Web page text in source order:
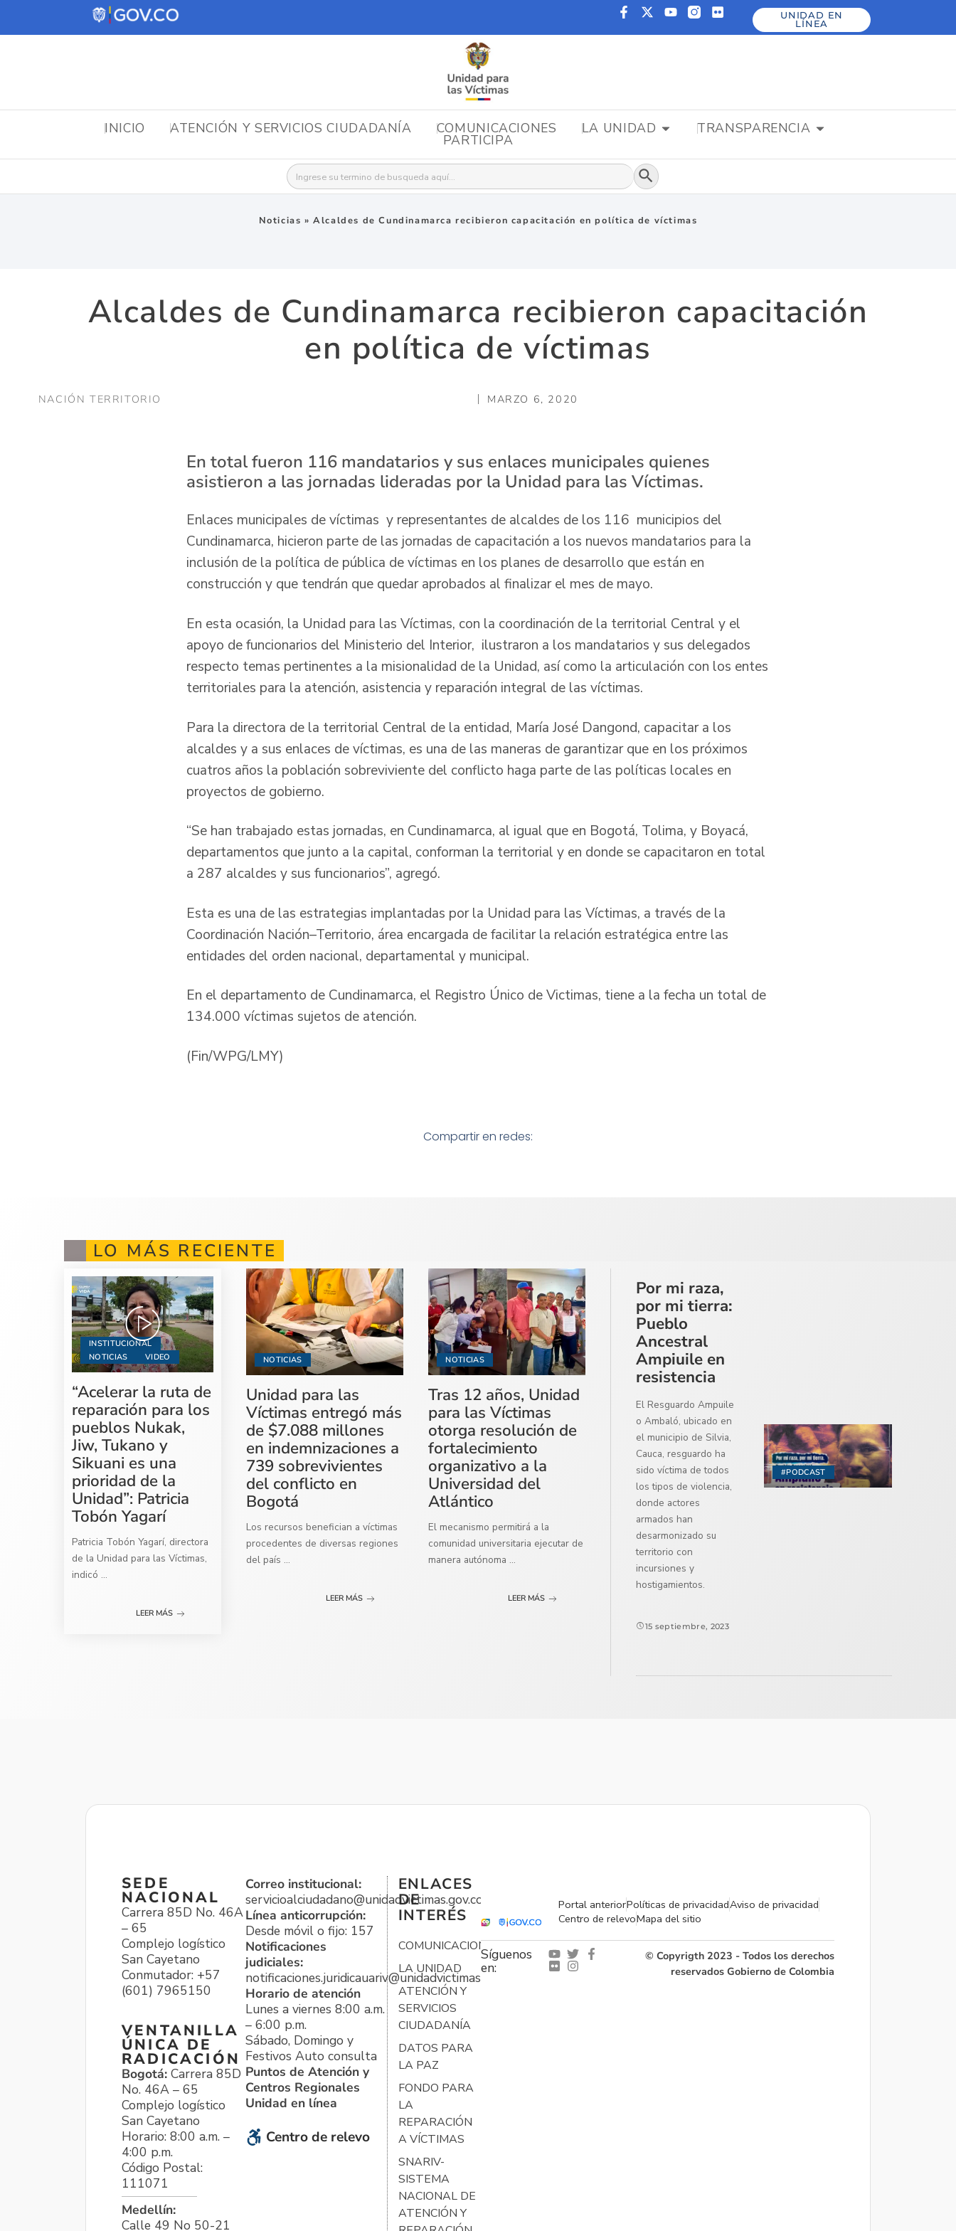
UNIDAD EN
LÍNEA
INICIO ATENCIÓN Y SERVICIOS CIUDADANÍA COMUNICACIONES LA UNIDAD TRANSPARENCIA
PARTICIPA
Buscar: Botón de búsqueda
Noticias »Alcaldes de Cundinamarca recibieron capacitación en política de víctimas
Alcaldes de Cundinamarca recibieron capacitación
en política de víctimas
NACIÓN TERRITORIO MARZO 6, 2020
En total fueron 116 mandatarios y sus enlaces municipales quienes
asistieron a las jornadas lideradas por la Unidad para las Víctimas.
Enlaces municipales de víctimas y representantes de alcaldes de los 116 municipios del
Cundinamarca, hicieron parte de las jornadas de capacitación a los nuevos mandatarios para la
inclusión de la política de pública de víctimas en los planes de desarrollo que están en
construcción y que tendrán que quedar aprobados al finalizar el mes de mayo.
En esta ocasión, la Unidad para las Víctimas, con la coordinación de la territorial Central y el
apoyo de funcionarios del Ministerio del Interior, ilustraron a los mandatarios y sus delegados
respecto temas pertinentes a la misionalidad de la Unidad, así como la articulación con los entes
territoriales para la atención, asistencia y reparación integral de las víctimas.
Para la directora de la territorial Central de la entidad, María José Dangond, capacitar a los
alcaldes y a sus enlaces de víctimas, es una de las maneras de garantizar que en los próximos
cuatros años la población sobreviviente del conflicto haga parte de las políticas locales en
proyectos de gobierno.
“Se han trabajado estas jornadas, en Cundinamarca, al igual que en Bogotá, Tolima, y Boyacá,
departamentos que junto a la capital, conforman la territorial y en donde se capacitaron en total
a 287 alcaldes y sus funcionarios”, agregó.
Esta es una de las estrategias implantadas por la Unidad para las Víctimas, a través de la
Coordinación Nación–Territorio, área encargada de facilitar la relación estratégica entre las
entidades del orden nacional, departamental y municipal.
En el departamento de Cundinamarca, el Registro Único de Victimas, tiene a la fecha un total de
134.000 víctimas sujetos de atención.
(Fin/WPG/LMY)
Compartir en redes:
LO MÁS RECIENTE
INSTITUCIONAL
NOTICIAS
VIDEO
“Acelerar la ruta de
reparación para los
pueblos Nukak,
Jiw, Tukano y
Sikuani es una
prioridad de la
Unidad”: Patricia
Tobón Yagarí
Patricia Tobón Yagarí, directora
de la Unidad para las Víctimas,
indicó ...
LEER MÁS
NOTICIAS
Unidad para las
Víctimas entregó más
de $7.088 millones
en indemnizaciones a
739 sobrevivientes
del conflicto en
Bogotá
Los recursos benefician a víctimas
procedentes de diversas regiones
del país ...
LEER MÁS
NOTICIAS
Tras 12 años, Unidad
para las Víctimas
otorga resolución de
fortalecimiento
organizativo a la
Universidad del
Atlántico
El mecanismo permitirá a la
comunidad universitaria ejecutar de
manera autónoma ...
LEER MÁS
#PODCAST
Por mi raza,
por mi tierra:
Pueblo
Ancestral
Ampiuile en
resistencia
El Resguardo Ampuile
o Ambaló, ubicado en
el municipio de Silvia,
Cauca, resguardo ha
sido víctima de todos
los tipos de violencia,
donde actores
armados han
desarmonizado su
territorio con
incursiones y
hostigamientos.
15 septiembre, 2023
SEDE
NACIONAL
Carrera 85D No. 46A
– 65
Complejo logístico
San Cayetano
Conmutador: +57
(601) 7965150
VENTANILLA
ÚNICA DE
RADICACIÓN
Bogotá: Carrera 85D
No. 46A – 65
Complejo logístico
San Cayetano
Horario: 8:00 a.m. –
4:00 p.m.
Código Postal:
111071
Medellín:
Calle 49 No 50-21
Correo institucional:
servicioalciudadano@unidadvictimas.gov.co
Línea anticorrupción:
Desde móvil o fijo: 157
Notificaciones
judiciales:
notificaciones.juridicauariv@unidadvictimas.gov.co
Horario de atención
Lunes a viernes 8:00 a.m.
– 6:00 p.m.
Sábado, Domingo y
Festivos Auto consulta
Puntos de Atención y
Centros Regionales
Unidad en línea
Centro de relevo
ENLACES
DE
INTERÉS
COMUNICACIONES
LA UNIDAD
ATENCIÓN Y
SERVICIOS
CIUDADANÍA
DATOS PARA
LA PAZ
FONDO PARA
LA
REPARACIÓN
A VÍCTIMAS
SNARIV-
SISTEMA
NACIONAL DE
ATENCIÓN Y
Portal anteriorPolíticas de privacidadAviso de privacidad
Centro de relevoMapa del sitio
Síguenos
en:
© Copyrigth 2023 - Todos los derechos
reservados Gobierno de Colombia